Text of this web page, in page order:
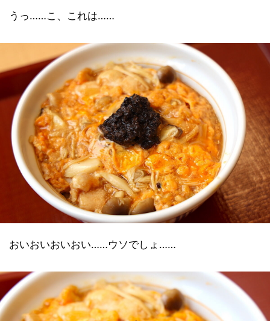
うっ……こ、これは……
おいおいおいおい……ウソでしょ……